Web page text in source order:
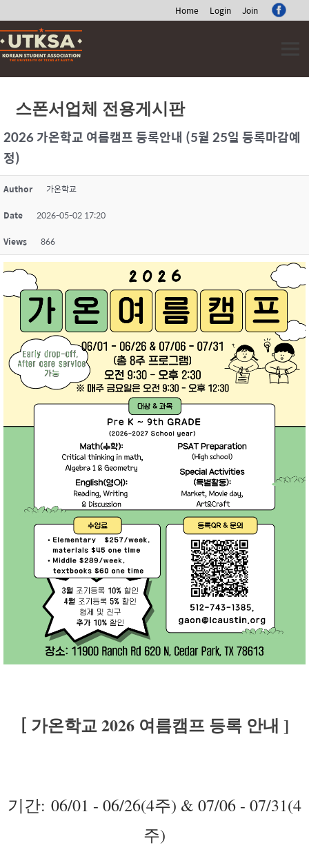
Home Login Join
Skip
to
content
스폰서업체 전용게시판
2026 가온학교 여름캠프 등록안내 (5월 25일 등록마감예
정)
Author 가온학교
Date 2026-05-02 17:20
Views 866
[ 가온학교 2026 여름캠프 등록 안내 ]
기간: 06/01 - 06/26(4주) & 07/06 - 07/31(4
주)